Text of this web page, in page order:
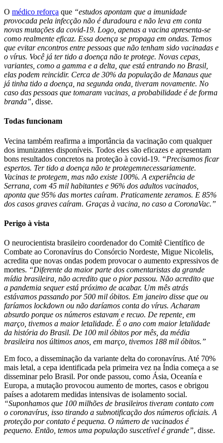
O médico reforça que “estudos apontam que a imunidade
provocada pela infecção não é duradoura e não leva em conta
novas mutações da covid-19. Logo, apenas a vacina apresenta-se
como realmente eficaz. Essa doença se propaga em ondas. Temos
que evitar encontros entre pessoas que não tenham sido vacinadas e
o vírus. Você já ter tido a doença não te protege. Novas cepas,
variantes, como a gamma e a delta, que está entrando no Brasil,
elas podem reincidir. Cerca de 30% da população de Manaus que
já tinha tido a doença, na segunda onda, tiveram novamente. No
caso das pessoas que tomaram vacinas, a probabilidade é de forma
branda”, disse.
Todas funcionam
Vecina também reafirma a importância da vacinação com qualquer
dos imunizantes disponíveis. Todos eles são eficazes e apresentam
bons resultados concretos na proteção à covid-19. “Precisamos ficar
espertos. Ter tido a doença não te protegemnecessariamente.
Vacinas te protegem, mas não existe 100%. A experiência de
Serrana, com 45 mil habitantes e 96% dos adultos vacinados,
aponta que 95% das mortes caíram. Praticamente zeramos. E 85%
dos casos graves caíram. Graças à vacina, no caso a CoronaVac.”
Perigo à vista
O neurocientista brasileiro coordenador do Comitê Científico de
Combate ao Coronavírus do Consórcio Nordeste, Migue Nicolelis,
acredita que novas ondas podem provocar o aumento expressivos de
mortes. “Diferente da maior parte dos comentaristas da grande
mídia brasileira, não acredito que o pior passou. Não acredito que
a pandemia sequer está próximo de acabar. Um mês atrás
estávamos passando por 500 mil óbitos. Em janeiro disse que ou
faríamos lockdown ou não daríamos conta do vírus. Acharam
absurdo porque os números estavam e recuo. De repente, em
março, tivemos a maior letalidade. É o ano com maior letalidade
da história do Brasil. De 100 mil óbitos por mês, da média
brasileira nos últimos anos, em março, tivemos 188 mil óbitos.”
Em foco, a disseminação da variante delta do coronavírus. Até 70%
mais letal, a cepa identificada pela primeira vez na Índia começa a se
disseminar pelo Brasil. Por onde passou, como Ásia, Oceanía e
Europa, a mutação provocou aumento de mortes, casos e obrigou
países a adotarem medidas intensivas de isolamento social.
“Suponhamos que 100 milhões de brasileiros tiveram contato com
o coronavírus, isso tirando a subnotificação dos números oficiais. A
proteção por contato é pequena. O número de vacinados é
pequeno. Então, temos uma população suscetível é grande”, disse.